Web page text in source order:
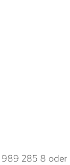
285 8 oder